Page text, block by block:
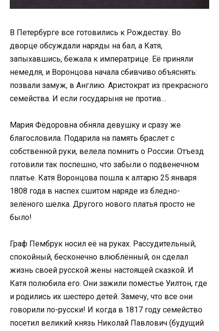
В Петербурге все готовились к Рождеству. Во
дворце обсуждали наряды на бал, а Катя,
запыхавшись, бежала к императрице. Её приняли
немедля, и Воронцова начала сбивчиво объяснять:
позвали замуж, в Англию. Аристократ из прекрасного
семейства. И если государыня не против…
Мария Фёдоровна обняла девушку и сразу же
благословила. Подарила на память браслет с
собственной руки, велела помнить о России. Отъезд
готовили так поспешно, что забыли о подвенечном
платье. Катя Воронцова пошла к алтарю 25 января
1808 года в наспех сшитом наряде из бледно-
зелёного шелка. Другого нового платья просто не
было!
Граф Пембрук носил её на руках. Рассудительный,
спокойный, бесконечно влюблённый, он сделал
жизнь своей русской жены настоящей сказкой. И
Катя полюбила его. Они зажили поместье Уилтон, где
и родились их шестеро детей. Замечу, что все они
говорили по-русски! И когда в 1817 году семейство
посетил великий князь Николай Павлович (будущий